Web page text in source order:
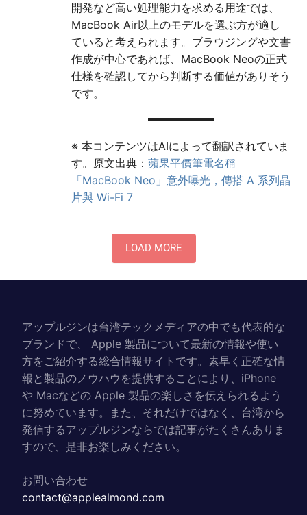
開発など高い処理能力を求める用途では、
MacBook Air以上のモデルを選ぶ方が適し
ていると考えられます。ブラウジングや文書
作成が中心であれば、MacBook Neoの正式
仕様を確認してから判断する価値がありそう
です。
※ 本コンテンツはAIによって翻訳されていま
す。原文出典： 蘋果平價筆電名稱
「MacBook Neo」意外曝光，傳搭 A 系列晶
片與 Wi-Fi 7
LOAD MORE
アップルジンは台湾テックメディアの中でも代表的な
ブランドで、 Apple 製品について最新の情報や使い
方をご紹介する総合情報サイトです。素早く正確な情
報と製品のノウハウを提供することにより、iPhone
や Macなどの Apple 製品の楽しさを伝えられるよう
に努めています。また、それだけではなく、台湾から
発信するアップルジンならでは記事がたくさんありま
すので、是非お楽しみください。
お問い合わせ
contact@applealmond.com